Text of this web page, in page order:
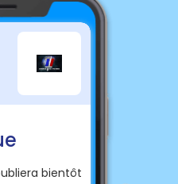
bientôt